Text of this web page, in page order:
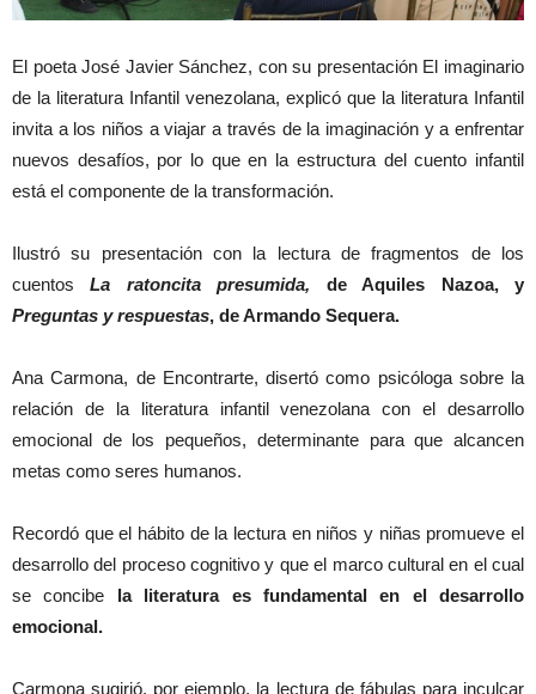
El poeta José Javier Sánchez, con su presentación El imaginario
de la literatura Infantil venezolana, explicó que la literatura Infantil
invita a los niños a viajar a través de la imaginación y a enfrentar
nuevos desafíos, por lo que en la estructura del cuento infantil
está el componente de la transformación.
Ilustró su presentación con la lectura de fragmentos de los
cuentosLa ratoncita presumida, de Aquiles Nazoa, y
Preguntas y respuestas, de Armando Sequera.
Ana Carmona, de Encontrarte, disertó como psicóloga sobre la
relación de la literatura infantil venezolana con el desarrollo
emocional de los pequeños, determinante para que alcancen
metas como seres humanos.
Recordó que el hábito de la lectura en niños y niñas promueve el
desarrollo del proceso cognitivo y que el marco cultural en el cual
se concibe la literatura es fundamental en el desarrollo
emocional.
Carmona sugirió, por ejemplo, la lectura de fábulas para inculcar